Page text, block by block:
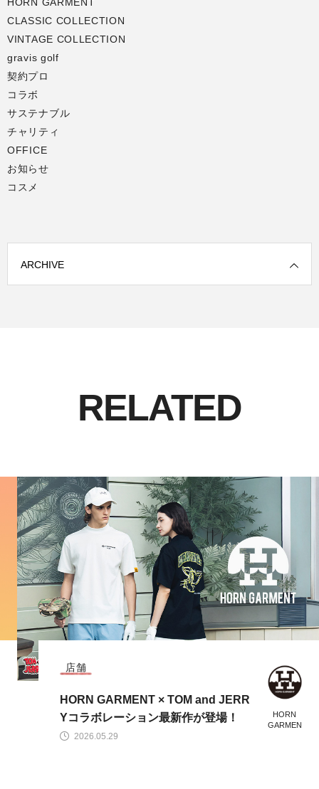
CLASSIC COLLECTION
VINTAGE COLLECTION
gravis golf
契約プロ
コラボ
サステナブル
チャリティ
OFFICE
お知らせ
コスメ
ARCHIVE
RELATED
HORN
GARMEN
2026.05.29
店舗
HORN GARMENT × TOM and JERR
Yコラボレーション最新作が登場！